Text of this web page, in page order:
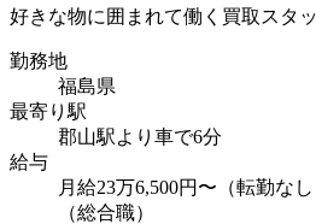
好きな物に囲まれて働く買取スタ
勤務地
福島県
最寄り駅
郡山駅より車で6分
給与
月給23万6,500円〜（転勤な
（総合職）